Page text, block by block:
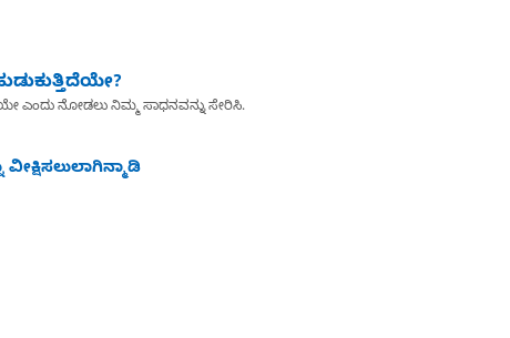
ಎಂದು ನೋಡಲು ನಿಮ್ಮ ಸಾಧನವನ್ನು ಸೇರಿಸಿ.